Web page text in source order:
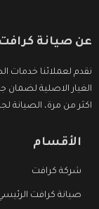
عن صيانة كرافت
نقدم لعملائنا خدمات
الغيار الاصلية
اكثر من مرة، الصيانة
الأقسام
شركة كرافت
صيانة كرافت